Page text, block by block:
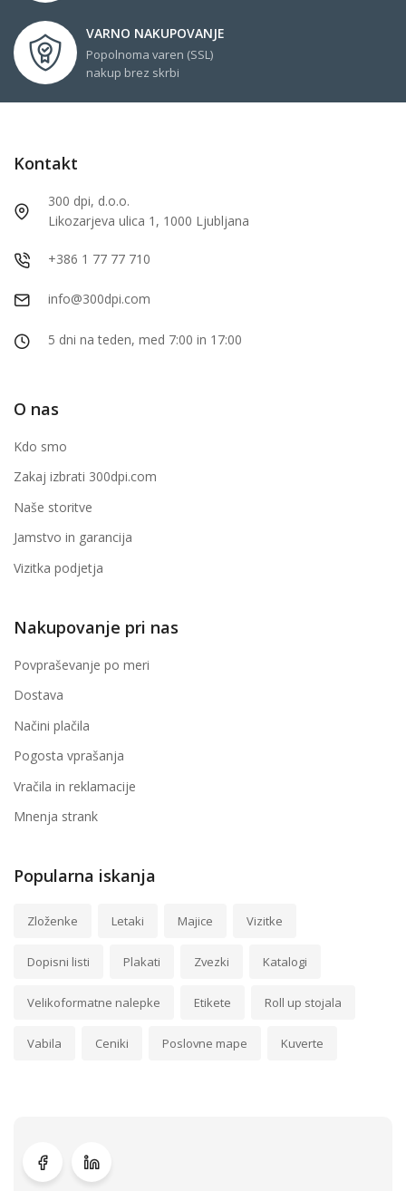
VARNO NAKUPOVANJE
Popolnoma varen (SSL)
nakup brez skrbi
Kontakt
300 dpi, d.o.o.
Likozarjeva ulica 1, 1000 Ljubljana
+386 1 77 77 710
info@300dpi.com
5 dni na teden, med 7:00 in 17:00
O nas
Kdo smo
Zakaj izbrati 300dpi.com
Naše storitve
Jamstvo in garancija
Vizitka podjetja
Nakupovanje pri nas
Povpraševanje po meri
Dostava
Načini plačila
Pogosta vprašanja
Vračila in reklamacije
Mnenja strank
Popularna iskanja
Zloženke Letaki Majice Vizitke
Dopisni listi Plakati Zvezki Katalogi
Velikoformatne nalepke Etikete Roll up stojala
Vabila Ceniki Poslovne mape Kuverte